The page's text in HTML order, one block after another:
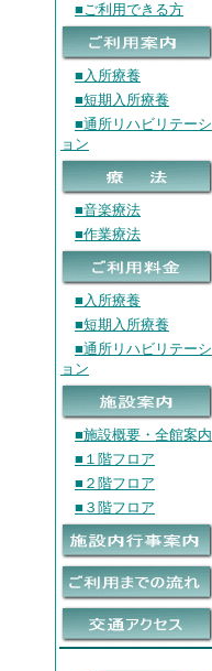
■ご利用できる方
■入所療養
■短期入所療養
■通所リハビリテーシ
ョン
■音楽療法
■作業療法
■入所療養
■短期入所療養
■通所リハビリテーシ
ョン
■施設概要・全館案内
■１階フロア
■２階フロア
■３階フロア